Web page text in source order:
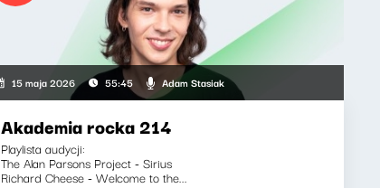
15 maja 2026 55:45 Adam Stasiak
Akademia rocka 214
Playlista audycji:
The Alan Parsons Project - Sirius
Richard Cheese - Welcome to the...